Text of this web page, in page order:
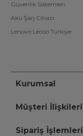
Güvenlik Sistemleri
Akü Şarj Cihazı
Lenovo Lecoo Türkiye
Kurumsal
Müşteri İlişkileri
Sipariş İşlemleri